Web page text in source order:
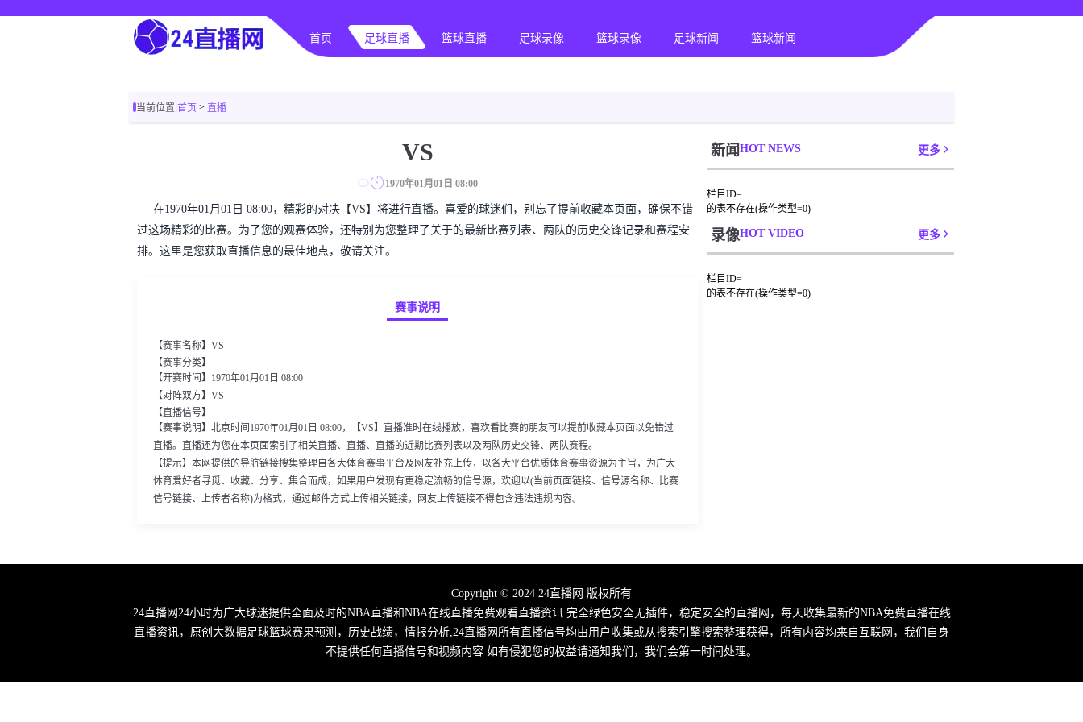
首页 足球直播 篮球直播 足球录像 篮球录像 足球新闻 篮球新闻
当前位置:首页 > 直播
VS
1970年01月01日 08:00
在1970年01月01日 08:00，精彩的对决【VS】将进行直播。喜爱的球迷们，别忘了提前收藏本页面，确保不错
过这场精彩的比赛。为了您的观赛体验，还特别为您整理了关于的最新比赛列表、两队的历史交锋记录和赛程安
排。这里是您获取直播信息的最佳地点，敬请关注。
赛事说明
【赛事名称】VS
【赛事分类】
【开赛时间】1970年01月01日 08:00
【对阵双方】VS
【直播信号】
【赛事说明】北京时间1970年01月01日 08:00，【VS】直播准时在线播放，喜欢看比赛的朋友可以提前收藏本页面以免错过
直播。直播还为您在本页面索引了相关直播、直播、直播的近期比赛列表以及两队历史交锋、两队赛程。
【提示】本网提供的导航链接搜集整理自各大体育赛事平台及网友补充上传，以各大平台优质体育赛事资源为主旨，为广大
体育爱好者寻觅、收藏、分享、集合而成，如果用户发现有更稳定流畅的信号源，欢迎以(当前页面链接、信号源名称、比赛
信号链接、上传者名称)为格式，通过邮件方式上传相关链接，网友上传链接不得包含违法违规内容。
新闻 HOT NEWS 更多
栏目ID=
的表不存在(操作类型=0)
录像HOT VIDEO 更多
栏目ID=
的表不存在(操作类型=0)
Copyright © 2024 24直播网 版权所有
24直播网24小时为广大球迷提供全面及时的NBA直播和NBA在线直播免费观看直播资讯 完全绿色安全无插件，稳定安全的直播网，每天收集最新的NBA免费直播在线
直播资讯，原创大数据足球篮球赛果预测，历史战绩，情报分析,24直播网所有直播信号均由用户收集或从搜索引擎搜索整理获得，所有内容均来自互联网，我们自身
不提供任何直播信号和视频内容 如有侵犯您的权益请通知我们，我们会第一时间处理。